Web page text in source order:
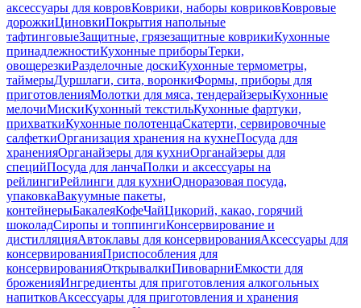
аксессуары для ковровКоврики, наборы ковриковКовровые
дорожкиЦиновкиПокрытия напольные
тафтинговыеЗащитные, грязезащитные коврикиКухонные
принадлежностиКухонные приборыТерки,
овощерезкиРазделочные доскиКухонные термометры,
таймерыДуршлаги, сита, воронкиФормы, приборы для
приготовленияМолотки для мяса, тендерайзерыКухонные
мелочиМискиКухонный текстильКухонные фартуки,
прихваткиКухонные полотенцаСкатерти, сервировочные
салфеткиОрганизация хранения на кухнеПосуда для
храненияОрганайзеры для кухниОрганайзеры для
специйПосуда для ланчаПолки и аксессуары на
рейлингиРейлинги для кухниОдноразовая посуда,
упаковкаВакуумные пакеты,
контейнерыБакалеяКофеЧайЦикорий, какао, горячий
шоколадСиропы и топпингиКонсервирование и
дистилляцияАвтоклавы для консервированияАксессуары для
консервированияПриспособления для
консервированияОткрывалкиПивоварниЕмкости для
броженияИнгредиенты для приготовления алкогольных
напитковАксессуары для приготовления и хранения